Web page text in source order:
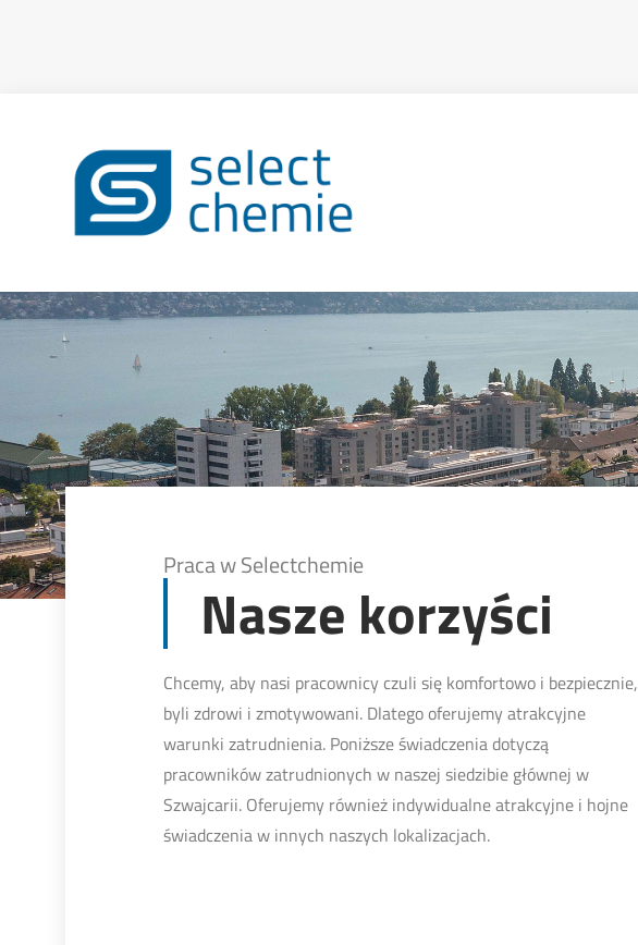
Praca w Selectchemie
Nasze korzyści
Chcemy, aby nasi pracownicy czuli się komfortowo i bezpiecznie,
byli zdrowi i zmotywowani. Dlatego oferujemy atrakcyjne
warunki zatrudnienia. Poniższe świadczenia dotyczą
pracowników zatrudnionych w naszej siedzibie głównej w
Szwajcarii. Oferujemy również indywidualne atrakcyjne i hojne
świadczenia w innych naszych lokalizacjach.